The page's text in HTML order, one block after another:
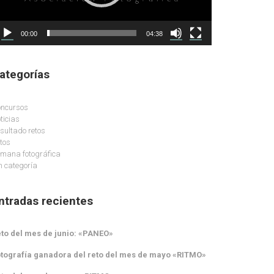
00:00 04:38
retos
fotográfica
categoría
recientes
del mes de junio: «PANEO»
ganadora del reto del mes de mayo «RITMO»